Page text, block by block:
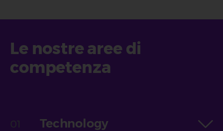
Le nostre aree di
competenza
Technology